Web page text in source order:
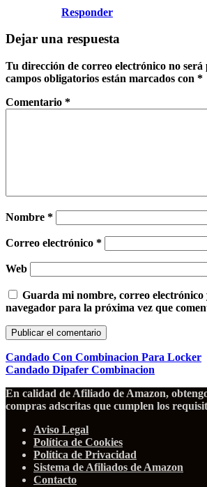
Responder
Dejar una respuesta
Tu dirección de correo electrónico no será
campos obligatorios están marcados con *
Comentario *
Nombre *
Correo electrónico *
Web
Guarda mi nombre, correo electrónico
navegador para la próxima vez que
Candado Con Combinacion Para Locker
Candado Dipafer Combinacion
En calidad de Afiliado de Amazon,
compras adscritas que cumplen los
Aviso Legal
Política de Cookies
Política de Privacidad
Sistema de Afiliados de Amazon
Contacto